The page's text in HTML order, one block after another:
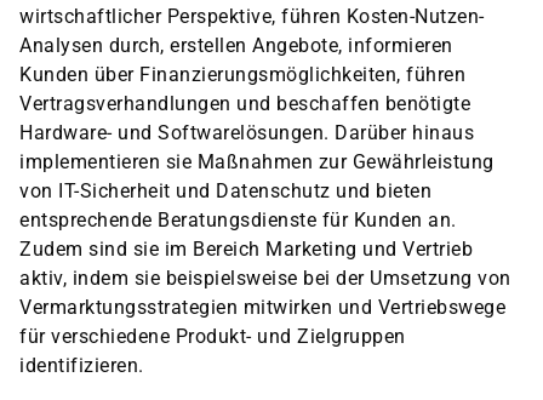
wirtschaftlicher Perspektive, führen Kosten-Nutzen-
Analysen durch, erstellen Angebote, informieren
Kunden über Finanzierungsmöglichkeiten, führen
Vertragsverhandlungen und beschaffen benötigte
Hardware- und Softwarelösungen. Darüber hinaus
implementieren sie Maßnahmen zur Gewährleistung
von IT-Sicherheit und Datenschutz und bieten
entsprechende Beratungsdienste für Kunden an.
Zudem sind sie im Bereich Marketing und Vertrieb
aktiv, indem sie beispielsweise bei der Umsetzung von
Vermarktungsstrategien mitwirken und Vertriebswege
für verschiedene Produkt- und Zielgruppen
identifizieren.